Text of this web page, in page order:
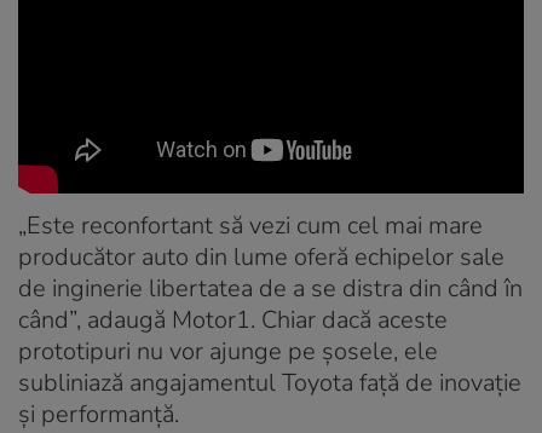
„Este reconfortant să vezi cum cel mai mare
producător auto din lume oferă echipelor sale
de inginerie libertatea de a se distra din când în
când”, adaugă Motor1. Chiar dacă aceste
prototipuri nu vor ajunge pe șosele, ele
subliniază angajamentul Toyota față de inovație
și performanță.